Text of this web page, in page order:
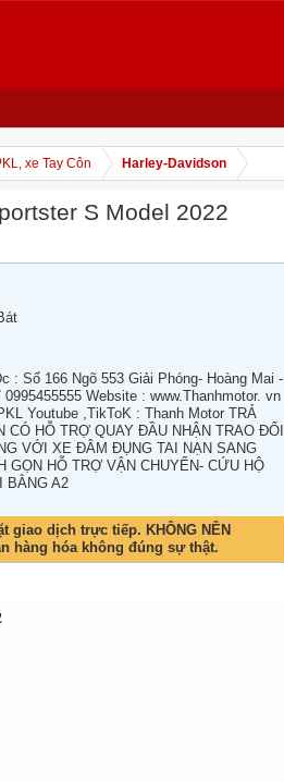
xe Tay Côn Harley-Davidson
S Model 2022
: Số 166 Ngõ 553 Giải Phóng- Hoàng Mai -
Website : www.Thanhmotor. vn
Youtube ,TikToK : Thanh Motor TRẢ
CÓ HỖ TRỢ QUAY ĐẦU NHẬN TRAO ĐỔI
VỚI XE ĐÂM ĐỤNG TAI NẠN SANG
GỌN HỖ TRỢ VẬN CHUYỂN- CỨU HỘ
BẰNG A2
giao dịch trực tiếp. KHÔNG NÊN
hàng hóa không đúng sự thật.